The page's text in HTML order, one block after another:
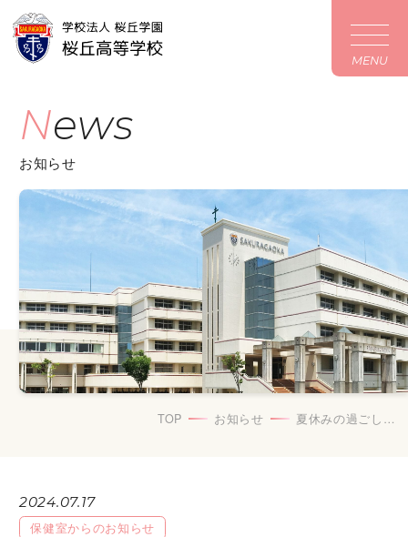
MENU
News
お知らせ
TOP お知らせ 夏休みの過ごし方について
2024.07.17
保健室からのお知らせ